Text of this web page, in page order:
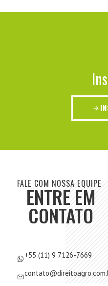
FALE COM NOSSA EQUIPE
ENTRE EM
CONTATO
+55 (11) 9 7126-7669